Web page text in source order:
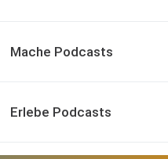
Mache Podcasts
Erlebe Podcasts